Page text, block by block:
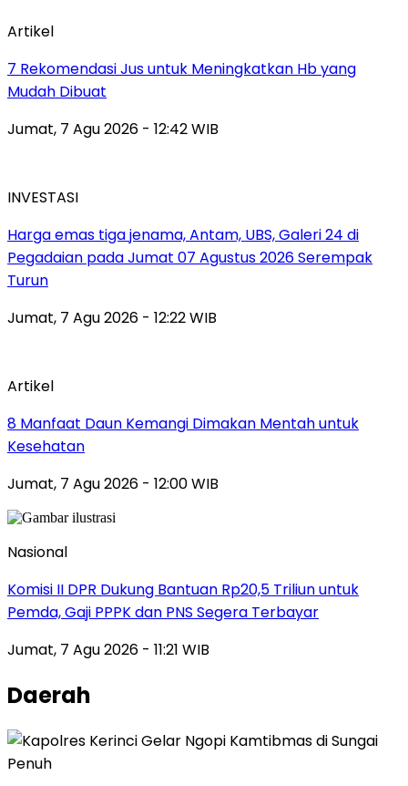
Artikel
7 Rekomendasi Jus untuk Meningkatkan Hb yang
Mudah Dibuat
Jumat, 7 Agu 2026 - 12:42 WIB
INVESTASI
Harga emas tiga jenama, Antam, UBS, Galeri 24 di
Pegadaian pada Jumat 07 Agustus 2026 Serempak
Turun
Jumat, 7 Agu 2026 - 12:22 WIB
Artikel
8 Manfaat Daun Kemangi Dimakan Mentah untuk
Kesehatan
Jumat, 7 Agu 2026 - 12:00 WIB
Nasional
Komisi II DPR Dukung Bantuan Rp20,5 Triliun untuk
Pemda, Gaji PPPK dan PNS Segera Terbayar
Jumat, 7 Agu 2026 - 11:21 WIB
Daerah